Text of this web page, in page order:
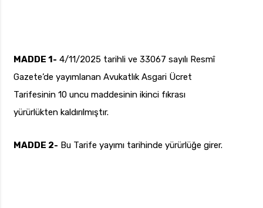
MADDE 1- 4/11/2025 tarihli ve 33067 sayılı Resmî
Gazete’de yayımlanan Avukatlık Asgari Ücret
Tarifesinin 10 uncu maddesinin ikinci fıkrası
yürürlükten kaldırılmıştır.
MADDE 2- Bu Tarife yayımı tarihinde yürürlüğe girer.